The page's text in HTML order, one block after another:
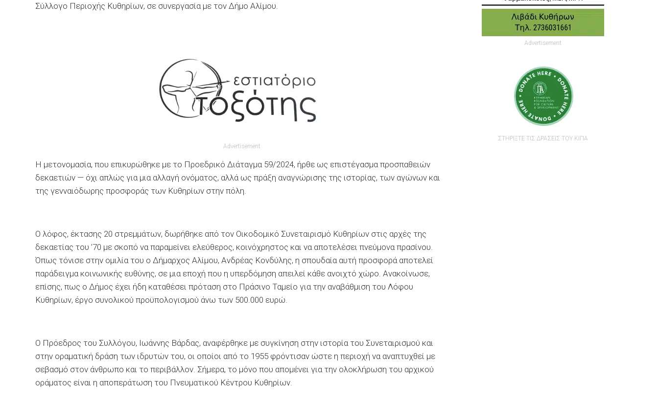
Σύλλογο Περιοχής Κυθηρίων, σε συνεργασία με τον Δήμο Αλίμου.
Advertisement
Η μετονομασία, που επικυρώθηκε με το Προεδρικό Διάταγμα 59/2024, ήρθε ως επιστέγασμα προσπαθειών
δεκαετιών — όχι απλώς για μια αλλαγή ονόματος, αλλά ως πράξη αναγνώρισης της ιστορίας, των αγώνων και
της γενναιόδωρης προσφοράς των Κυθηρίων στην πόλη.
Ο λόφος, έκτασης 20 στρεμμάτων, δωρήθηκε από τον Οικοδομικό Συνεταιρισμό Κυθηρίων στις αρχές της
δεκαετίας του ’70 με σκοπό να παραμείνει ελεύθερος, κοινόχρηστος και να αποτελέσει πνεύμονα πρασίνου.
Όπως τόνισε στην ομιλία του ο Δήμαρχος Αλίμου, Ανδρέας Κονδύλης, η σπουδαία αυτή προσφορά αποτελεί
παράδειγμα κοινωνικής ευθύνης, σε μια εποχή που η υπερδόμηση απειλεί κάθε ανοιχτό χώρο. Ανακοίνωσε,
επίσης, πως ο Δήμος έχει ήδη καταθέσει πρόταση στο Πράσινο Ταμείο για την αναβάθμιση του Λόφου
Κυθηρίων, έργο συνολικού προϋπολογισμού άνω των 500.000 ευρώ.
Ο Πρόεδρος του Συλλόγου, Ιωάννης Βάρδας, αναφέρθηκε με συγκίνηση στην ιστορία του Συνεταιρισμού και
στην οραματική δράση των ιδρυτών του, οι οποίοι από το 1955 φρόντισαν ώστε η περιοχή να αναπτυχθεί με
σεβασμό στον άνθρωπο και το περιβάλλον. Σήμερα, το μόνο που απομένει για την ολοκλήρωση του αρχικού
οράματος είναι η αποπεράτωση του Πνευματικού Κέντρου Κυθηρίων.
Advertisement
ΣΤΗΡΙΞΤΕ ΤΙΣ ΔΡΑΣΕΙΣ ΤΟΥ ΚΙΠΑ